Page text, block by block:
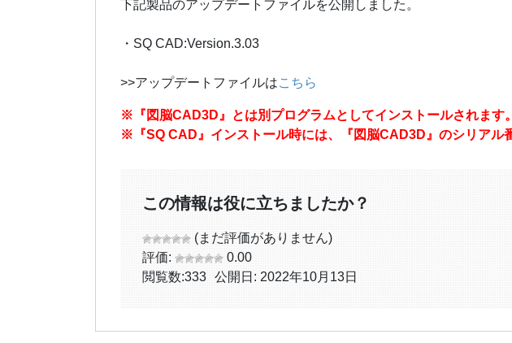
下記製品のアップデートファイルを公開しました。
・SQ CAD:Version.3.03
>>アップデートファイルはこちら
※『図脳CAD3D』とは別プログラムとしてインストールされます。
※『SQ CAD』インストール時には、『図脳CAD3D』のシリアル
この情報は役に立ちましたか？
(まだ評価がありません)
評価:
0.00
閲覧数:333 公開日: 2022年10月13日